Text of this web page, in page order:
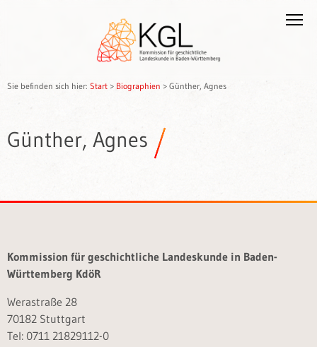
Sie befinden sich hier: Start > Biographien > Günther, Agnes
Günther, Agnes
Kommission für geschichtliche Landeskunde in Baden-
Württemberg KdöR
Werastraße 28
70182 Stuttgart
Tel: 0711 21829112-0